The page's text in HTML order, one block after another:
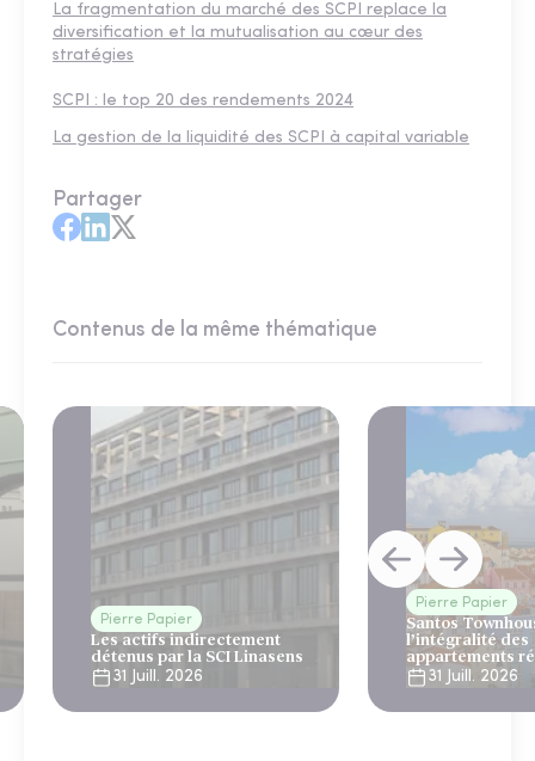
La fragmentation du marché des SCPI replace la
diversification et la mutualisation au cœur des
stratégies
SCPI : le top 20 des rendements 2024
La gestion de la liquidité des SCPI à capital variable
Partager
Contenus de la même thématique
Pierre Papier
Les actifs indirectement
détenus par la SCI Linasens
31 Juill. 2026
Pierre Papier
Santos
l’intégralité des
appartements
Lisbonne
31 Juill. 2026